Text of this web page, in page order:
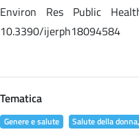
Environ Res Public
10.3390/ijerph18094584
Tematica
Genere e salute
Salute della